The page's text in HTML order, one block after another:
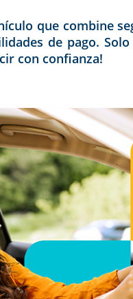
que combine
de pago.
con confianza!